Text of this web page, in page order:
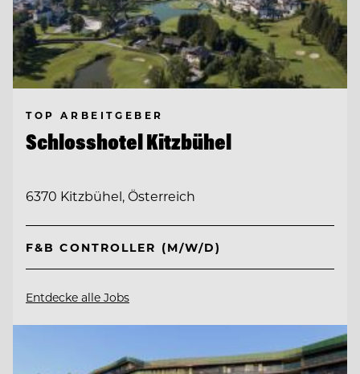
TOP ARBEITGEBER
Schlosshotel Kitzbühel
6370 Kitzbühel, Österreich
F&B CONTROLLER (M/W/D)
Entdecke alle Jobs